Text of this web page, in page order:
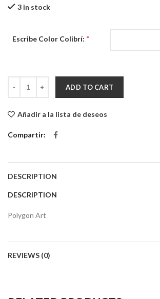
3 in stock
Escribe Color Colibrí: *
ADD TO CART
Añadir a la lista de deseos
Compartir
DESCRIPTION
DESCRIPTION
Polygon Art
REVIEWS (0)